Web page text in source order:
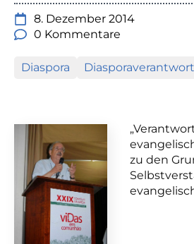
8. Dezember 2014
0 Kommentare
Diaspora
zu den